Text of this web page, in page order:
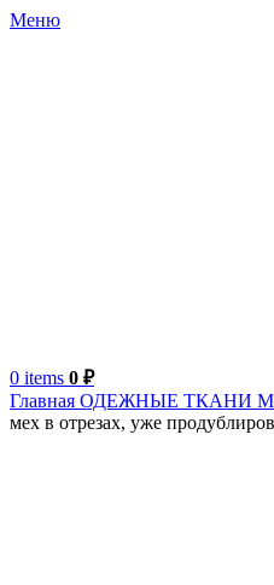
Меню
0 items 0 ₽
Главная ОДЕЖНЫЕ ТКАНИ
мех в отрезах, уже